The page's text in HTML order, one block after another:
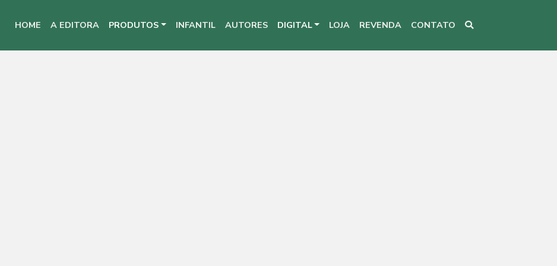
HOME A EDITORA PRODUTOS INFANTIL AUTORES DIGITAL LOJA REVENDA CONTATO